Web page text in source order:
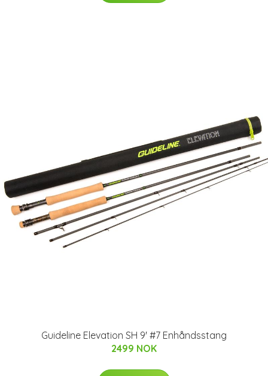
Guideline Elevation SH 9' #7 Enhåndsstang
2499 NOK